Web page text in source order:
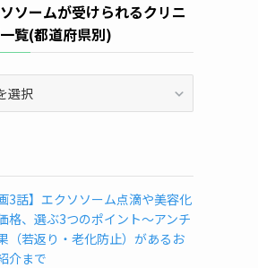
ソームが受けられるクリニ
覧(都道府県別)
3話】エクソソーム点滴や美容化
格、選ぶ3つのポイント～アンチ
（若返り・老化防止）があるお
介まで